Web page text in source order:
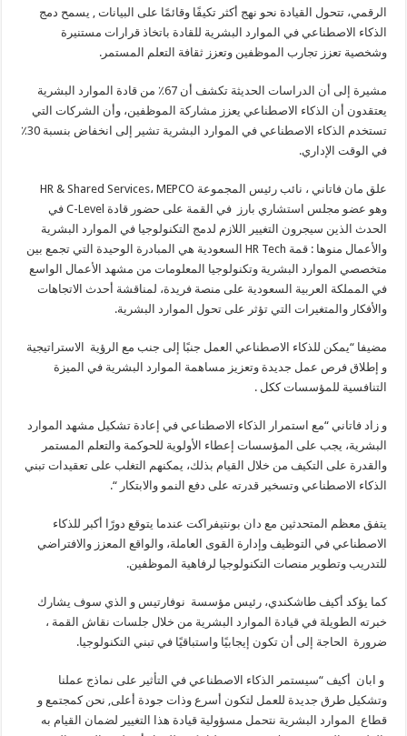
الرقمي، تتحول القيادة نحو نهج أكثر تكيفًا وقائمًا على البيانات , يسمح دمج
الذكاء الاصطناعي في الموارد البشرية للقادة باتخاذ قرارات مستنيرة
وشخصية تعزز تجارب الموظفين وتعزز ثقافة التعلم المستمر.
مشيرة إلى أن الدراسات الحديثة تكشف أن 67٪ من قادة الموارد البشرية
يعتقدون أن الذكاء الاصطناعي يعزز مشاركة الموظفين، وأن الشركات التي
تستخدم الذكاء الاصطناعي في الموارد البشرية تشير إلى انخفاض بنسبة 30٪
في الوقت الإداري.
علق مان فاتاني ، نائب رئيس المجموعة HR & Shared Services، MEPCO
وهو عضو مجلس استشاري بارز في القمة على حضور قادة C-Level في
الحدث الذين سيجرون التغيير اللازم لدمج التكنولوجيا في الموارد البشرية
والأعمال منوها : قمة HR Tech السعودية هي المبادرة الوحيدة التي تجمع بين
متخصصي الموارد البشرية وتكنولوجيا المعلومات من مشهد الأعمال الواسع
في المملكة العربية السعودية على منصة فريدة، لمناقشة أحدث الاتجاهات
والأفكار والمتغيرات التي تؤثر على تحول الموارد البشرية.
مضيفا “يمكن للذكاء الاصطناعي العمل جنبًا إلى جنب مع الرؤية الاستراتيجية
و إطلاق فرص عمل جديدة وتعزيز مساهمة الموارد البشرية في الميزة
التنافسية للمؤسسات ككل .
و زاد فاتاني “مع استمرار الذكاء الاصطناعي في إعادة تشكيل مشهد الموارد
البشرية، يجب على المؤسسات إعطاء الأولوية للحوكمة والتعلم المستمر
والقدرة على التكيف من خلال القيام بذلك، يمكنهم التغلب على تعقيدات تبني
الذكاء الاصطناعي وتسخير قدرته على دفع النمو والابتكار “.
يتفق معظم المتحدثين مع دان بونتيفراكت عندما يتوقع دورًا أكبر للذكاء
الاصطناعي في التوظيف وإدارة القوى العاملة، والواقع المعزز والافتراضي
للتدريب وتطوير منصات التكنولوجيا لرفاهية الموظفين.
كما يؤكد أكيف طاشكندي، رئيس مؤسسة نوفارتيس و الذي سوف يشارك
خبرته الطويلة في قيادة الموارد البشرية من خلال جلسات نقاش القمة ،
ضرورة الحاجة إلى أن تكون إيجابيًا واستباقيًا في تبني التكنولوجيا.
و ابان أكيف “سيستمر الذكاء الاصطناعي في التأثير على نماذج عملنا
وتشكيل طرق جديدة للعمل لتكون أسرع وذات جودة أعلى, نحن كمجتمع و
قطاع الموارد البشرية نتحمل مسؤولية قيادة هذا التغيير لضمان القيام به